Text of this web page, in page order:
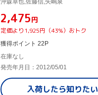
¥2,475円
定価より1,925円（43%）おトク
獲得ポイント 22P
在庫なし
発売年月日：2012/05/01
入荷したら知りたい